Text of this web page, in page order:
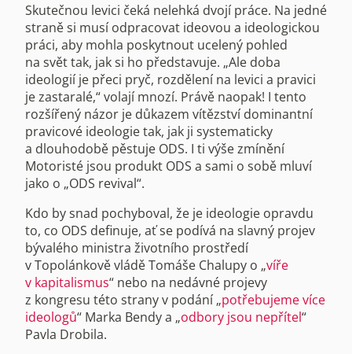
Skutečnou levici čeká nelehká dvojí práce. Na jedné
straně si musí odpracovat ideovou a ideologickou
práci, aby mohla poskytnout ucelený pohled
na svět tak, jak si ho představuje. „Ale doba
ideologií je přeci pryč, rozdělení na levici a pravici
je zastaralé,“ volají mnozí. Právě naopak! I tento
rozšířený názor je důkazem vítězství dominantní
pravicové ideologie tak, jak ji systematicky
a dlouhodobě pěstuje ODS. I ti výše zmínění
Motoristé jsou produkt ODS a sami o sobě mluví
jako o „ODS revival“.
Kdo by snad pochyboval, že je ideologie opravdu
to, co ODS definuje, ať se podívá na slavný projev
bývalého ministra životního prostředí
v Topolánkově vládě Tomáše Chalupy o „víře
v kapitalismus“ nebo na nedávné projevy
z kongresu této strany v podání „potřebujeme více
ideologů“ Marka Bendy a „odbory jsou nepřítel“
Pavla Drobila.